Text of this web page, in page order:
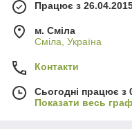
Працює з
м. Сміла
Сміла, Україна
Контакти
Сьогодні працює з
Показати весь